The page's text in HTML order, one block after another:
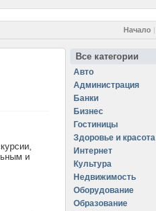
Начало |
и
Все категории
Авто
Администрация
Банки
Бизнес
Гостиницы
Здоровье и красота
Интернет
Культура
Недвижимость
Оборудование
Образование